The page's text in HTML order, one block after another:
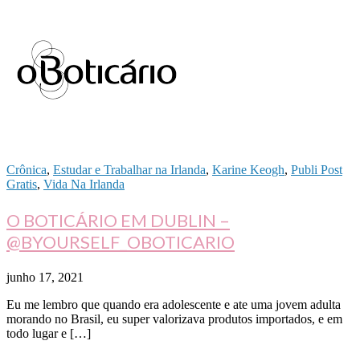
Crônica, Estudar e Trabalhar na Irlanda, Karine Keogh, Publi Post
Gratis, Vida Na Irlanda
O BOTICÁRIO EM DUBLIN –
@BYOURSELF_OBOTICARIO
junho 17, 2021
Eu me lembro que quando era adolescente e ate uma jovem adulta
morando no Brasil, eu super valorizava produtos importados, e em
todo lugar e […]